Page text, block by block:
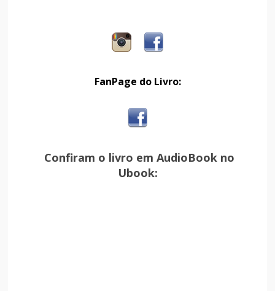
FanPage do Livro:
Confiram o livro em AudioBook no
Ubook: